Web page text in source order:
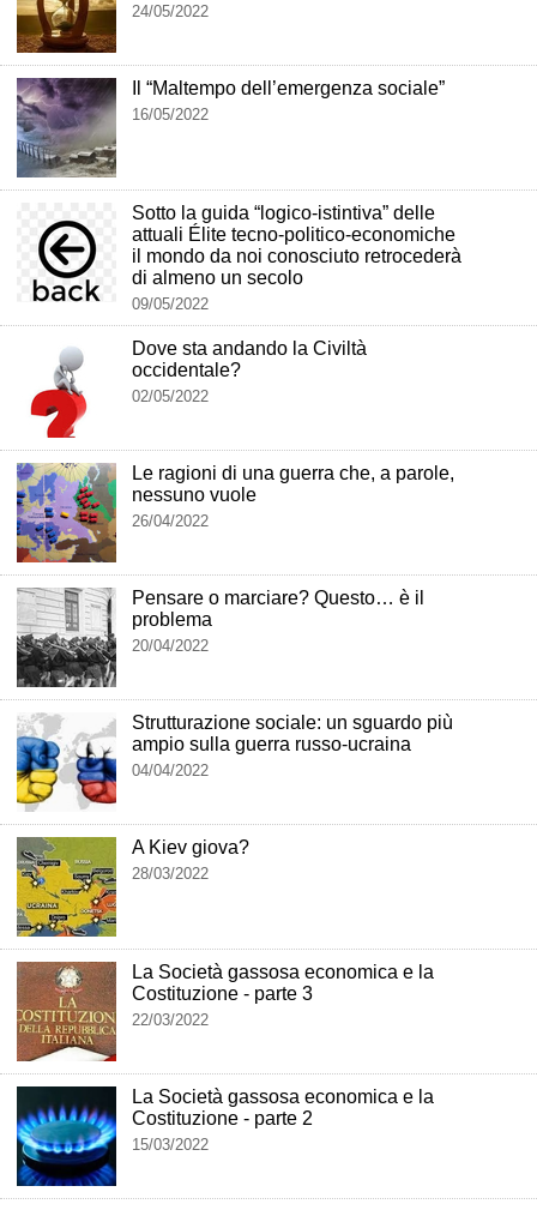
24/05/2022
Il “Maltempo dell’emergenza sociale”
16/05/2022
Sotto la guida “logico-istintiva” delle
attuali Élite tecno-politico-economiche
il mondo da noi conosciuto retrocederà
di almeno un secolo
09/05/2022
Dove sta andando la Civiltà
occidentale?
02/05/2022
Le ragioni di una guerra che, a parole,
nessuno vuole
26/04/2022
Pensare o marciare? Questo… è il
problema
20/04/2022
Strutturazione sociale: un sguardo più
ampio sulla guerra russo-ucraina
04/04/2022
A Kiev giova?
28/03/2022
La Società gassosa economica e la
Costituzione - parte 3
22/03/2022
La Società gassosa economica e la
Costituzione - parte 2
15/03/2022